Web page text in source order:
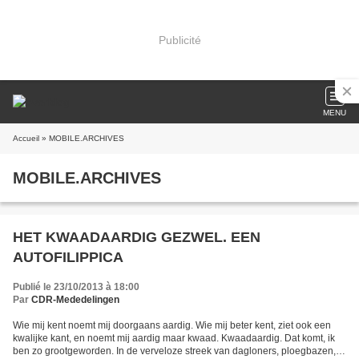
Publicité
MENU
Accueil » MOBILE.ARCHIVES
MOBILE.ARCHIVES
HET KWAADAARDIG GEZWEL. EEN
AUTOFILIPPICA
Publié le 23/10/2013 à 18:00
Par CDR-Mededelingen
Wie mij kent noemt mij doorgaans aardig. Wie mij beter kent, ziet ook een
kwalijke kant, en noemt mij aardig maar kwaad. Kwaadaardig. Dat komt, ik
ben zo grootgeworden. In de verveloze streek van dagloners, ploegbazen,